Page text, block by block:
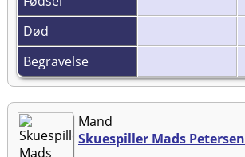
Død
Begravelse
Mand
Skuespiller Mads Petersen